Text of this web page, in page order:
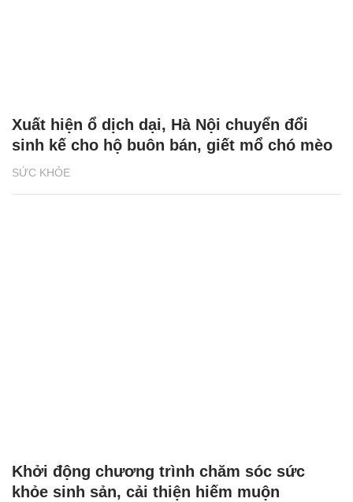
SỨC KHỎE
Xuất hiện ổ dịch dại, Hà Nội chuyển đổi
sinh kế cho hộ buôn bán, giết mổ chó mèo
Khởi động chương trình chăm sóc sức
khỏe sinh sản, cải thiện hiếm muộn